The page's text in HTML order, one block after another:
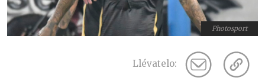
Photosport
Llévatelo: